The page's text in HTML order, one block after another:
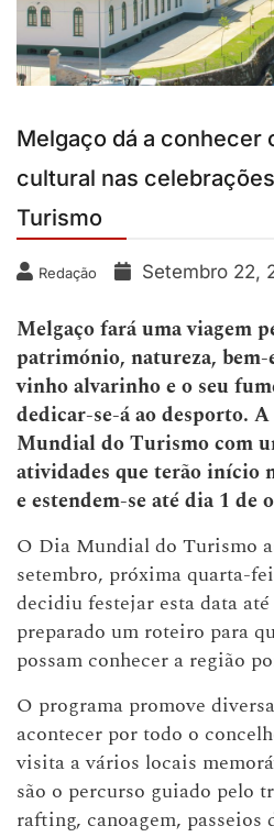
Melgaço dá a conhecer
cultural nas
Turismo
Redação Setembro 22,
Melgaço fará uma viagem
património, natureza, bem-
vinho alvarinho e o seu
dedicar-se-á ao desporto.
Mundial do Turismo com
atividades que terão início
e estendem-se até dia 1 de
O Dia Mundial do Turismo
setembro, próxima quarta-
decidiu festejar esta data
preparado um roteiro para
possam conhecer a região
O programa promove
acontecer por todo o
visita a vários locais
são o percurso guiado pelo
rafting, canoagem,